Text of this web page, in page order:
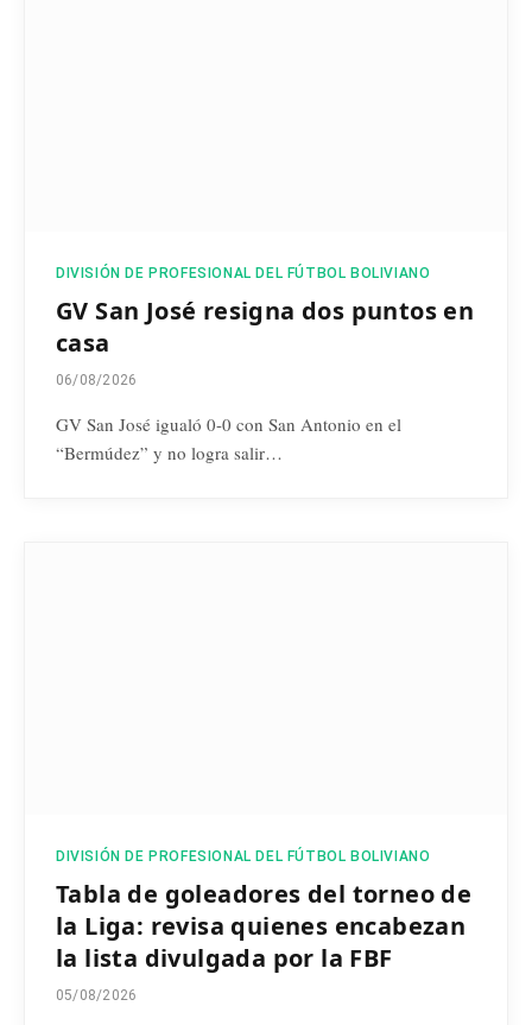
DIVISIÓN DE PROFESIONAL DEL FÚTBOL BOLIVIANO
GV San José resigna dos puntos en
casa
06/08/2026
GV San José igualó 0-0 con San Antonio en el
“Bermúdez” y no logra salir…
DIVISIÓN DE PROFESIONAL DEL FÚTBOL BOLIVIANO
Tabla de goleadores del torneo de
la Liga: revisa quienes encabezan
la lista divulgada por la FBF
05/08/2026